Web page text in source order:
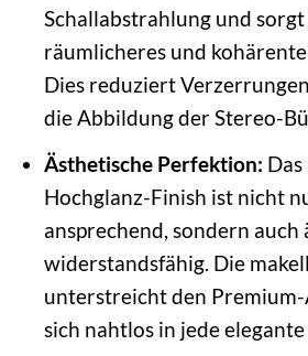
Schallabstrahlung und
räumlicheres und
Dies reduziert
die Abbildung der Stereo-
Ästhetische Perfektion:
Hochglanz-Finish ist nicht
ansprechend, sondern auch
widerstandsfähig. Die
unterstreicht den
sich nahtlos in jede